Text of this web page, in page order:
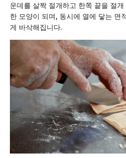
운데를 살짝 절개하고 한쪽 끝을 절
한 모양이 되며, 동시에 열에 닿는 면
게 바삭해집니다.